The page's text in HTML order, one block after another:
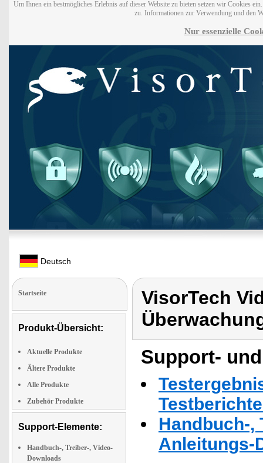
Um Ihnen ein bestmögliches Erlebnis auf dieser Website zu bieten setzen wir Cookies
zu. Informationen zur Verwendung und den
Nur essenzielle
Deutsch
Startseite
Produkt-Übersicht:
Aktuelle Produkte
Ältere Produkte
Alle Produkte
Zubehör Produkte
Support-Elemente:
Handbuch-, Treiber-, Video-
Downloads
VisorTech
Support-
Handbuch-,
Anleitungs-